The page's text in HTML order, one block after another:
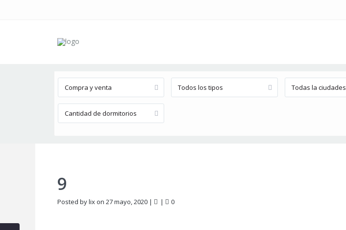
Compra y venta Todos los tipos Todas la ciudades
Cantidad de dormitorios
9
Posted by lix on 27 mayo, 2020 | | 0